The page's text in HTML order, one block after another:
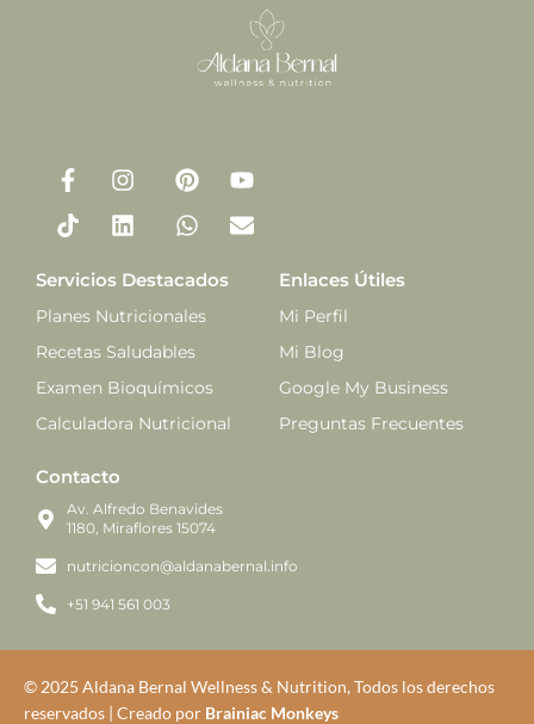
Servicios Destacados
Planes Nutricionales
Recetas Saludables
Examen Bioquímicos
Calculadora Nutricional
Enlaces Útiles
Mi Perfil
Mi Blog
Google My Business
Preguntas Frecuentes
Contacto
Av. Alfredo Benavides
1180, Miraflores 15074
nutricioncon@aldanabernal.info
+51 941 561 003
© 2025 Aldana Bernal Wellness & Nutrition, Todos los derechos
reservados | Creado por Brainiac Monkeys